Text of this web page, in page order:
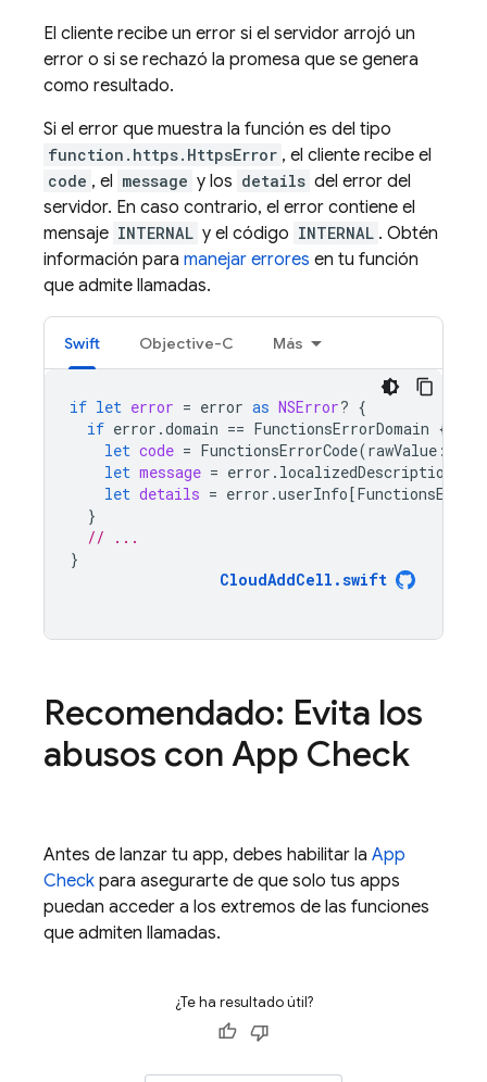
El cliente recibe un error si el servidor arrojó un
error o si se rechazó la promesa que se genera
como resultado.
Si el error que muestra la función es del tipo
function.https.HttpsError , el cliente recibe el
code , el message y los details del error del
servidor. En caso contrario, el error contiene el
mensaje INTERNAL y el código INTERNAL . Obtén
información para manejar errores en tu función
que admite llamadas.
Swift Objective-C Más
if let error = error as NSError? {
if error .domain == FunctionsErrorDomain {
let code = FunctionsErrorCode(rawValue :
let message = error . localizedDescription
let details = error .userInfo[
}
// ...
}
CloudAddCell .swift
Recomendado: Evita los
abusos con App Check
Antes de lanzar tu app, debes habilitar la App
Check para asegurarte de que solo tus apps
puedan acceder a los extremos de las funciones
que admiten llamadas.
¿Te ha resultado útil?